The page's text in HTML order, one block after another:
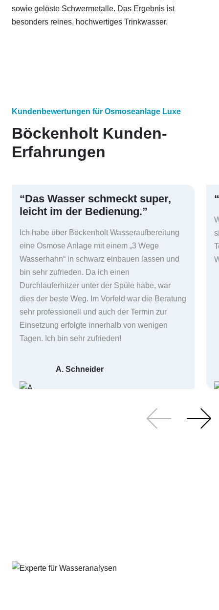
sowie gelöste Schwermetalle. Das Ergebnis ist
besonders reines, hochwertiges Trinkwasser.
Kundenbewertungen für Osmoseanlage Luxe
Böckenholt Kunden-
Erfahrungen
“Das Wasser schmeckt super,
leicht im der Bedienung.”
Ich habe über Böckenholt Wasseraufbereitung
eine Osmose Anlage mit einem „3 Wege
Wasserhahn“ in schwarz einbauen lassen und
bin sehr zufrieden. Da ich einen
Durchlauferhitzer unter der Spüle habe, war
dies der beste Weg. Im Vorfeld war die Beratung
sehr professionell und auch der Termin zur
Einsetzung erfolgte innerhalb von wenigen
Tagen. Ich bin sehr zufrieden!
A. Schneider